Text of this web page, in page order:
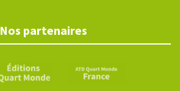
Nos partenaires